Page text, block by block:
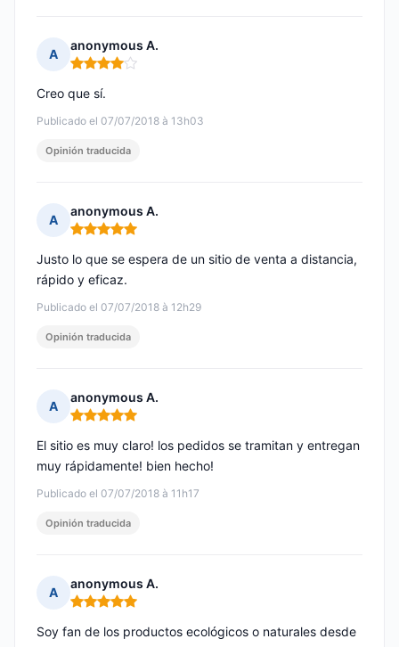
A
anonymous A.
Nota: 4 de 5
Publicado el 07/07/2018 à 13h03
Creo que sí.
Opinión traducida
A
anonymous A.
Nota: 5 de 5
Publicado el 07/07/2018 à 12h29
Justo lo que se espera de un sitio de venta a distancia,
rápido y eficaz.
Opinión traducida
A
anonymous A.
Nota: 5 de 5
Publicado el 07/07/2018 à 11h17
El sitio es muy claro! los pedidos se tramitan y entregan
muy rápidamente! bien hecho!
Opinión traducida
A
anonymous A.
Nota: 5 de 5
Soy fan de los productos ecológicos o naturales desde